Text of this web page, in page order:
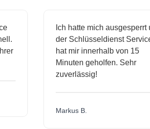
Ich hatte mich ausgesperrt und
der Schlüsseldienst Service
hat mir innerhalb von 15
Minuten geholfen. Sehr
zuverlässig!
Markus B.